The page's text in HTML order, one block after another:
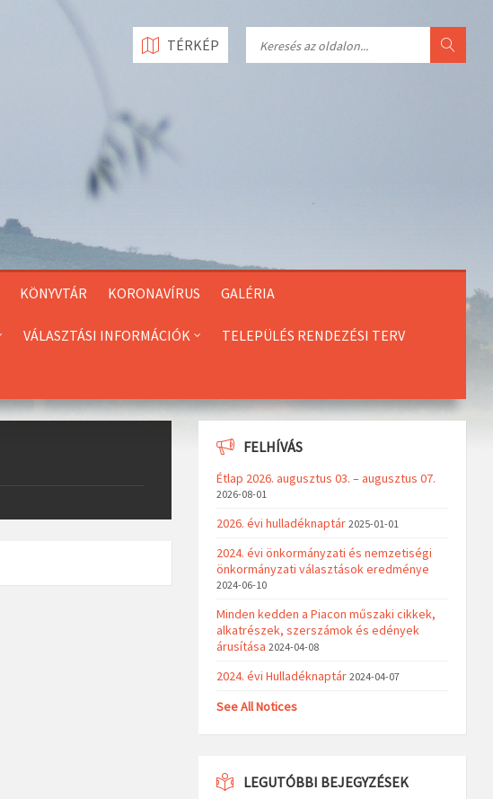
KÖNYVTÁR KORONAVÍRUS GALÉRIA
VÁLASZTÁSI INFORMÁCIÓK TELEPÜLÉS RENDEZÉSI TERV
TÉRKÉP
FELHÍVÁS
Étlap 2026. augusztus 03. – augusztus 07.
2026-08-01
2026. évi hulladéknaptár 2025-01-01
2024. évi önkormányzati és nemzetiségi
önkormányzati választások eredménye
2024-06-10
Minden kedden a Piacon műszaki cikkek,
alkatrészek, szerszámok és edények
árusítása 2024-04-08
2024. évi Hulladéknaptár 2024-04-07
See All Notices
LEGUTÓBBI BEJEGYZÉSEK